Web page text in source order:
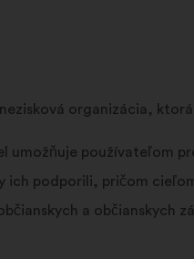
organizácia,
umožňuje používateľom
ich podporili, pričom
a občianskych